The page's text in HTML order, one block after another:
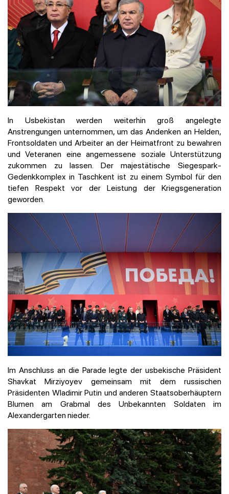
In Usbekistan werden weiterhin groß angelegte
Anstrengungen unternommen, um das Andenken an Helden,
Frontsoldaten und Arbeiter an der Heimatfront zu bewahren
und Veteranen eine angemessene soziale Unterstützung
zukommen zu lassen. Der majestätische Siegespark-
Gedenkkomplex in Taschkent ist zu einem Symbol für den
tiefen Respekt vor der Leistung der Kriegsgeneration
geworden.
Im Anschluss an die Parade legte der usbekische Präsident
Shavkat Mirziyoyev gemeinsam mit dem russischen
Präsidenten Wladimir Putin und anderen Staatsoberhäuptern
Blumen am Grabmal des Unbekannten Soldaten im
Alexandergarten nieder.